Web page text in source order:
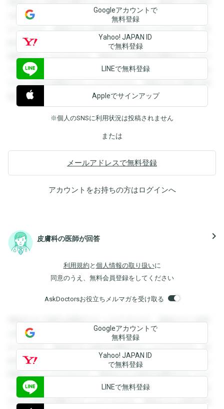
登録すると回答を閲覧することができます。登録すると回答
を閲覧することができます。登録すると回答を閲覧すること
ができます。登録すると回答を閲覧することができます。登
録すると回答を閲覧することができます。登録すると回答を
閲覧することができます。登録すると回答を閲覧することが
できます。登録すると回答を閲覧することができます。登録
すると回答を閲覧することができます。登録すると回答を閲
覧することができます。
Googleアカウントで
無料登録
Yahoo! JAPAN ID
で無料登録
LINEで無料登録
Appleでサインアップ
※個人のSNSに利用状況は投稿されません
または
メールアドレスで無料登録
アカウントをお持ちの方はログインへ
皮膚科の医師が回答 navigate_next
利用規約 と 個人情報の取り扱いに
同意のうえ、無料会員登録をしてください
AskDoctorsお役立ちメルマガを受け取る
登録すると回答を閲覧することができます。登録すると回答
を閲覧することができます。登録すると回答を閲覧すること
ができます。登録すると回答を閲覧することができます。登
録すると回答を閲覧することができます。登録すると回答を
閲覧することができます。登録すると回答を閲覧することが
できます。登録すると回答を閲覧することができます。登録
すると回答を閲覧することができます。登録すると回答を閲
Googleアカウントで
無料登録
Yahoo! JAPAN ID
で無料登録
LINEで無料登録